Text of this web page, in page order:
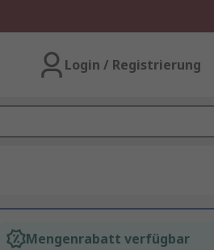
Login / Registrierung
Mengenrabatt verfügbar